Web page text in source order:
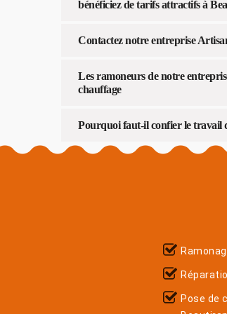
bénéficiez de tarifs attractifs à
Contactez notre entreprise
Les ramoneurs de notre
chauffage
Pourquoi faut-il confier le travail
Pose de